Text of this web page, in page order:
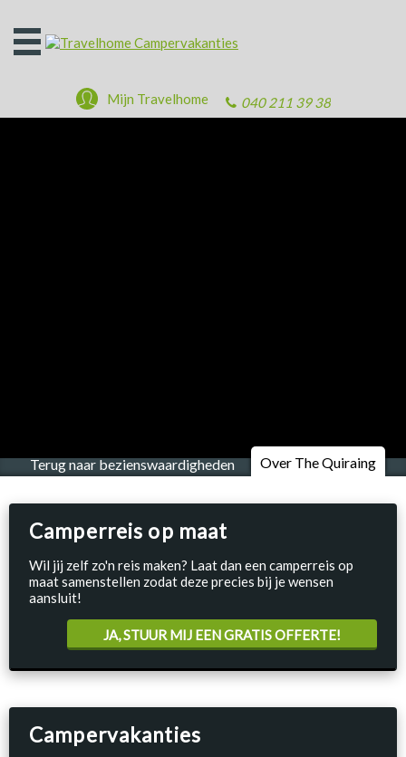
Open
het
040 211 39 38
Mijn Travelhome
Terug naar bezienswaardigheden Over The Quiraing
Camperreis op maat
Wil jij zelf zo'n reis maken? Laat dan een camperreis op
maat samenstellen zodat deze precies bij je wensen
aansluit!
JA, STUUR MIJ EEN GRATIS OFFERTE!
Campervakanties